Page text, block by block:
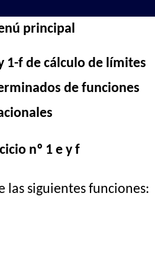
principal
1-f de cálculo de límites
de funciones
nº 1 e y f
las siguientes funciones: